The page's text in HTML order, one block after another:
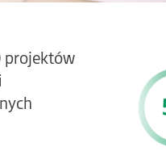
projektów